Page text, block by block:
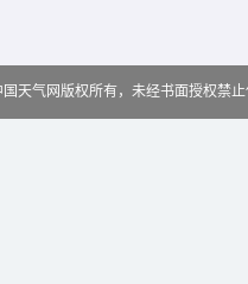
国天气网版权所有，未经书面授权